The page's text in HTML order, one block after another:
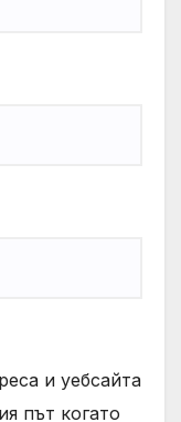
и уебсайта
път когато